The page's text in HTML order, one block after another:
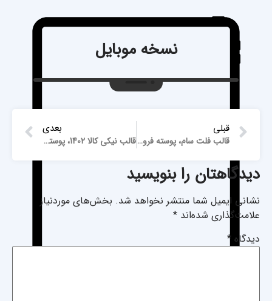
نسخه موبایل
قبلی
قالب فلت سام، پوسته فروشگاهی Flatsome
بعدی
قالب نیکی کالا 1402، پوسته فروشگاهی NikiKala
دیدگاهتان را بنویسید
نشانی ایمیل شما منتشر نخواهد شد. بخش‌های موردنیاز
علامت‌گذاری شده‌اند *
دیدگاه *